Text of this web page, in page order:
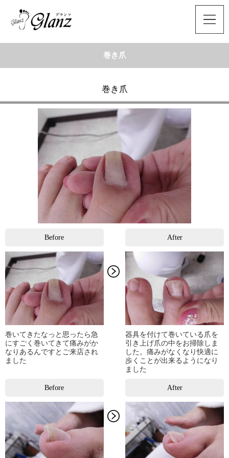
巻き爪
巻き爪
Before
巻いてきたなっと思ったら急
にすごく巻いてきて痛みがか
なりあるんですとご来店され
ました
After
器具を付けて巻いている爪を
引き上げ爪の中をお掃除しま
した。痛みがなくなり快適に
歩くことが出来るようになり
ました
Before After